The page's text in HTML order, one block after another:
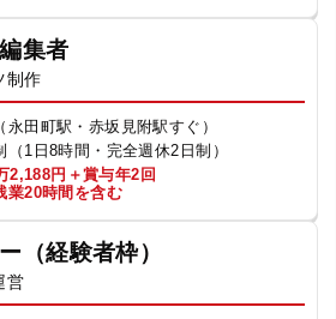
集者
制作
永田町駅・赤坂見附駅すぐ）
（1日8時間・完全週休2日制）
2,188円＋賞与年2回
業20時間を含む
（経験者枠）
営